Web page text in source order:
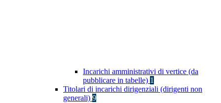
Incarichi amministrativi di vertice (da
pubblicare in tabelle) 1
Titolari di incarichi dirigenziali (dirigenti non
generali) 9